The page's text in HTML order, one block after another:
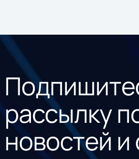
рассылку
новостей